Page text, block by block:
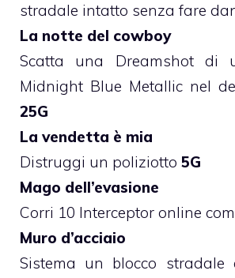
stradale intatto senza fare
La notte del cowboy
Scatta una Dreamshot di
Midnight Blue Metallic nel
25G
La vendetta è mia
Distruggi un poliziotto 5G
Mago dell’evasione
Corri 10 Interceptor online
Muro d’acciaio
Sistema un blocco stradale